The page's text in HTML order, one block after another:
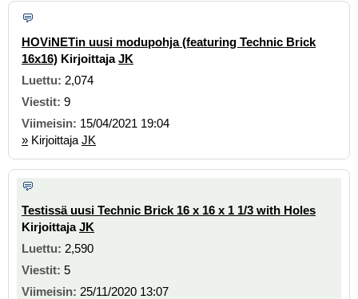
HOViNETin uusi modupohja (featuring Technic Brick
16x16) KirjoittajaJK
2,074
9
15/04/2021 19:04
» Kirjoittaja JK
Testissä uusi Technic Brick 16 x 16 x 1 1/3 with Holes
KirjoittajaJK
2,590
5
25/11/2020 13:07